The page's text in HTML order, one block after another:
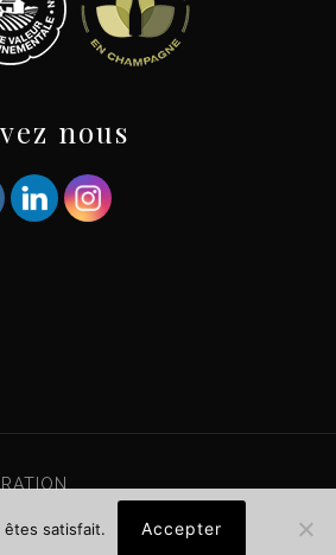
nous
êtes satisfait. Accepter